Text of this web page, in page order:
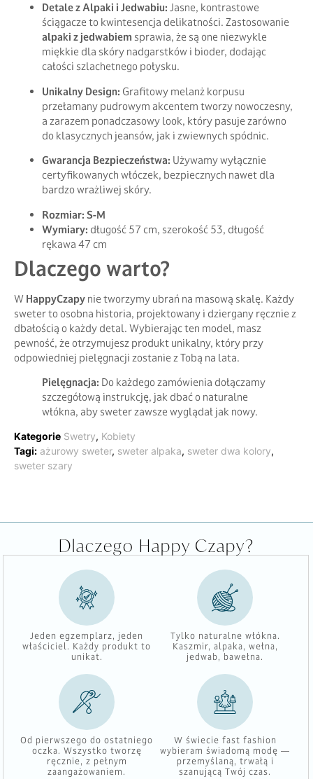
Detale z Alpaki i Jedwabiu: Jasne, kontrastowe
ściągacze to kwintesencja delikatności. Zastosowanie
alpaki z jedwabiem sprawia, że są one niezwykle
miękkie dla skóry nadgarstków i bioder, dodając
całości szlachetnego połysku.
Unikalny Design: Grafitowy melanż korpusu
przełamany pudrowym akcentem tworzy nowoczesny,
a zarazem ponadczasowy look, który pasuje zarówno
do klasycznych jeansów, jak i zwiewnych spódnic.
Gwarancja Bezpieczeństwa: Używamy wyłącznie
certyfikowanych włóczek, bezpiecznych nawet dla
bardzo wrażliwej skóry.
Rozmiar: S-M
Wymiary: długość 57 cm, szerokość 53, długość
rękawa 47 cm
Dlaczego warto?
W HappyCzapy nie tworzymy ubrań na masową skalę. Każdy
sweter to osobna historia, projektowany i dziergany ręcznie z
dbałością o każdy detal. Wybierając ten model, masz
pewność, że otrzymujesz produkt unikalny, który przy
odpowiedniej pielęgnacji zostanie z Tobą na lata.
Pielęgnacja: Do każdego zamówienia dołączamy
szczegółową instrukcję, jak dbać o naturalne
włókna, aby sweter zawsze wyglądał jak nowy.
Kategorie Swetry, Kobiety
Tagi: ażurowy sweter, sweter alpaka, sweter dwa kolory,
sweter szary
Dlaczego Happy Czapy?
Jeden egzemplarz, jeden
właściciel. Każdy produkt to
unikat.
Tylko naturalne włókna.
Kaszmir, alpaka, wełna,
jedwab, bawełna.
Od pierwszego do ostatniego
oczka. Wszystko tworzę
ręcznie, z pełnym
zaangażowaniem.
W świecie fast fashion
wybieram świadomą modę —
przemyślaną, trwałą i
szanującą Twój czas.